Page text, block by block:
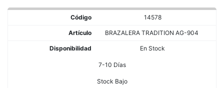
14578
BRAZALERA TRADITION AG-904
En Stock
7-10 Días
Stock Bajo